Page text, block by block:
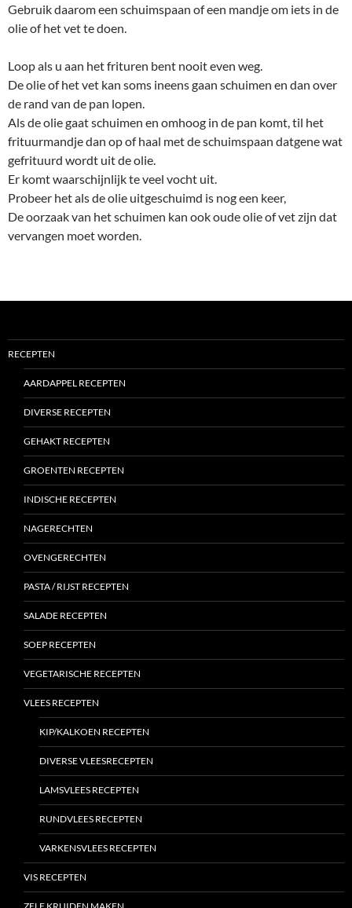
Gebruik daarom een schuimspaan of een mandje om iets in de
olie of het vet te doen.
Loop als u aan het frituren bent nooit even weg.
De olie of het vet kan soms ineens gaan schuimen en dan over
de rand van de pan lopen.
Als de olie gaat schuimen en omhoog in de pan komt, til het
frituurmandje dan op of haal met de schuimspaan datgene wat
gefrituurd wordt uit de olie.
Er komt waarschijnlijk te veel vocht uit.
Probeer het als de olie uitgeschuimd is nog een keer,
De oorzaak van het schuimen kan ook oude olie of vet zijn dat
vervangen moet worden.
RECEPTEN
AARDAPPEL RECEPTEN
DIVERSE RECEPTEN
GEHAKT RECEPTEN
GROENTEN RECEPTEN
INDISCHE RECEPTEN
NAGERECHTEN
OVENGERECHTEN
PASTA / RIJST RECEPTEN
SALADE RECEPTEN
SOEP RECEPTEN
VEGETARISCHE RECEPTEN
VLEES RECEPTEN
KIP/KALKOEN RECEPTEN
DIVERSE VLEESRECEPTEN
LAMSVLEES RECEPTEN
RUNDVLEES RECEPTEN
VARKENSVLEES RECEPTEN
VIS RECEPTEN